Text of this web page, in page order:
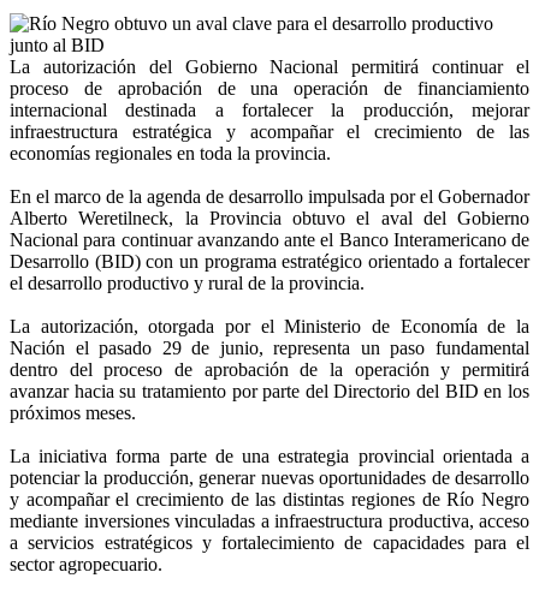
La autorización del Gobierno Nacional permitirá continuar el
proceso de aprobación de una operación de financiamiento
internacional destinada a fortalecer la producción, mejorar
infraestructura estratégica y acompañar el crecimiento de las
economías regionales en toda la provincia.
En el marco de la agenda de desarrollo impulsada por el Gobernador
Alberto Weretilneck, la Provincia obtuvo el aval del Gobierno
Nacional para continuar avanzando ante el Banco Interamericano de
Desarrollo (BID) con un programa estratégico orientado a fortalecer
el desarrollo productivo y rural de la provincia.
La autorización, otorgada por el Ministerio de Economía de la
Nación el pasado 29 de junio, representa un paso fundamental
dentro del proceso de aprobación de la operación y permitirá
avanzar hacia su tratamiento por parte del Directorio del BID en los
próximos meses.
La iniciativa forma parte de una estrategia provincial orientada a
potenciar la producción, generar nuevas oportunidades de desarrollo
y acompañar el crecimiento de las distintas regiones de Río Negro
mediante inversiones vinculadas a infraestructura productiva, acceso
a servicios estratégicos y fortalecimiento de capacidades para el
sector agropecuario.